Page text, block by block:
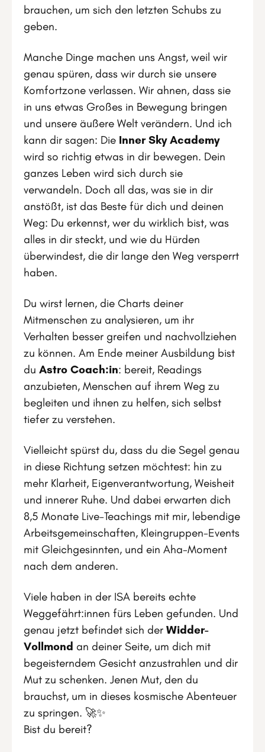
brauchen, um sich den letzten Schubs zu
geben.
Manche Dinge machen uns Angst, weil wir
genau spüren, dass wir durch sie unsere
Komfortzone verlassen. Wir ahnen, dass sie
in uns etwas Großes in Bewegung bringen
und unsere äußere Welt verändern. Und ich
kann dir sagen: Die Inner Sky Academy
wird so richtig etwas in dir bewegen. Dein
ganzes Leben wird sich durch sie
verwandeln. Doch all das, was sie in dir
anstößt, ist das Beste für dich und deinen
Weg: Du erkennst, wer du wirklich bist, was
alles in dir steckt, und wie du Hürden
überwindest, die dir lange den Weg versperrt
haben.
Du wirst lernen, die Charts deiner
Mitmenschen zu analysieren, um ihr
Verhalten besser greifen und nachvollziehen
zu können. Am Ende meiner Ausbildung bist
du Astro Coach:in: bereit, Readings
anzubieten, Menschen auf ihrem Weg zu
begleiten und ihnen zu helfen, sich selbst
tiefer zu verstehen.
Vielleicht spürst du, dass du die Segel genau
in diese Richtung setzen möchtest: hin zu
mehr Klarheit, Eigenverantwortung, Weisheit
und innerer Ruhe. Und dabei erwarten dich
8,5 Monate Live-Teachings mit mir, lebendige
Arbeitsgemeinschaften, Kleingruppen-Events
mit Gleichgesinnten, und ein Aha-Moment
nach dem anderen.
Viele haben in der ISA bereits echte
Weggefährt:innen fürs Leben gefunden. Und
genau jetzt befindet sich der Widder-
Vollmond an deiner Seite, um dich mit
begeisterndem Gesicht anzustrahlen und dir
Mut zu schenken. Jenen Mut, den du
brauchst, um in dieses kosmische Abenteuer
zu springen. 🚀✨
Bist du bereit?